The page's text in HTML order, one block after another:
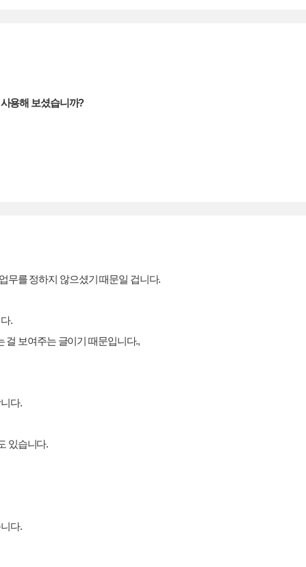
용해 보셨습니까?
무를 정하지 않으셨기 때문일 겁니다.
.
걸 보여주는 글이기 때문입니다.,
다.
있습니다.
다.